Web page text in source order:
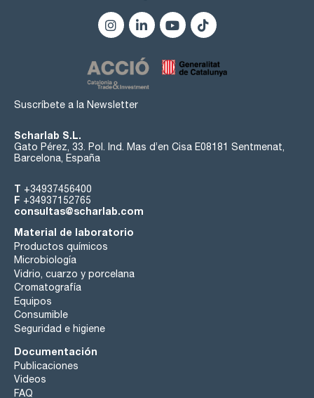
Suscríbete a la Newsletter
Scharlab S.L.
Gato Pérez, 33. Pol. Ind. Mas d’en Cisa E08181 Sentmenat,
Barcelona, España
T +34937456400
F +34937152765
consultas@scharlab.com
Material de laboratorio
Productos químicos
Microbiología
Vidrio, cuarzo y porcelana
Cromatografía
Equipos
Consumible
Seguridad e higiene
Documentación
Publicaciones
Videos
FAQ